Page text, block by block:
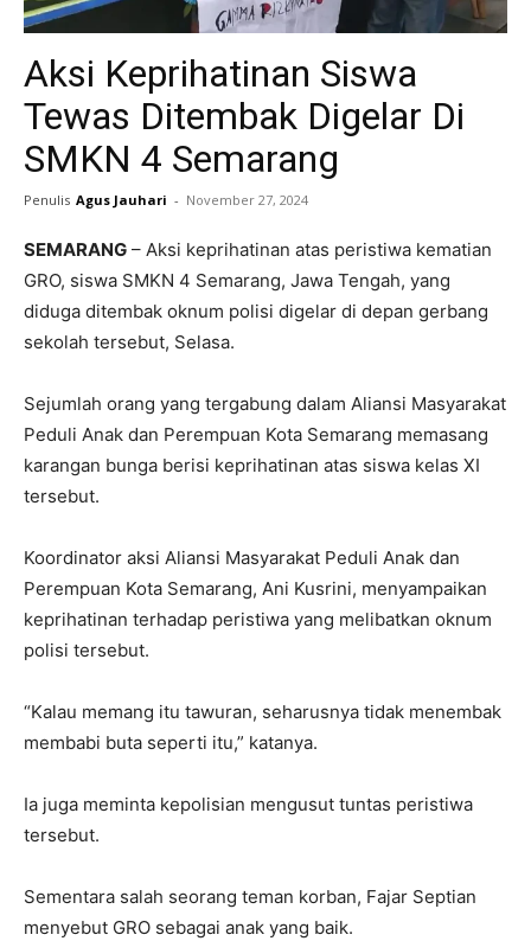
Aksi Keprihatinan Siswa
Tewas Ditembak Digelar Di
SMKN 4 Semarang
Penulis Agus Jauhari - November 27, 2024
SEMARANG – Aksi keprihatinan atas peristiwa kematian
GRO, siswa SMKN 4 Semarang, Jawa Tengah, yang
diduga ditembak oknum polisi digelar di depan gerbang
sekolah tersebut, Selasa.
Sejumlah orang yang tergabung dalam Aliansi Masyarakat
Peduli Anak dan Perempuan Kota Semarang memasang
karangan bunga berisi keprihatinan atas siswa kelas XI
tersebut.
Koordinator aksi Aliansi Masyarakat Peduli Anak dan
Perempuan Kota Semarang, Ani Kusrini, menyampaikan
keprihatinan terhadap peristiwa yang melibatkan oknum
polisi tersebut.
“Kalau memang itu tawuran, seharusnya tidak menembak
membabi buta seperti itu,” katanya.
Ia juga meminta kepolisian mengusut tuntas peristiwa
tersebut.
Sementara salah seorang teman korban, Fajar Septian
menyebut GRO sebagai anak yang baik.